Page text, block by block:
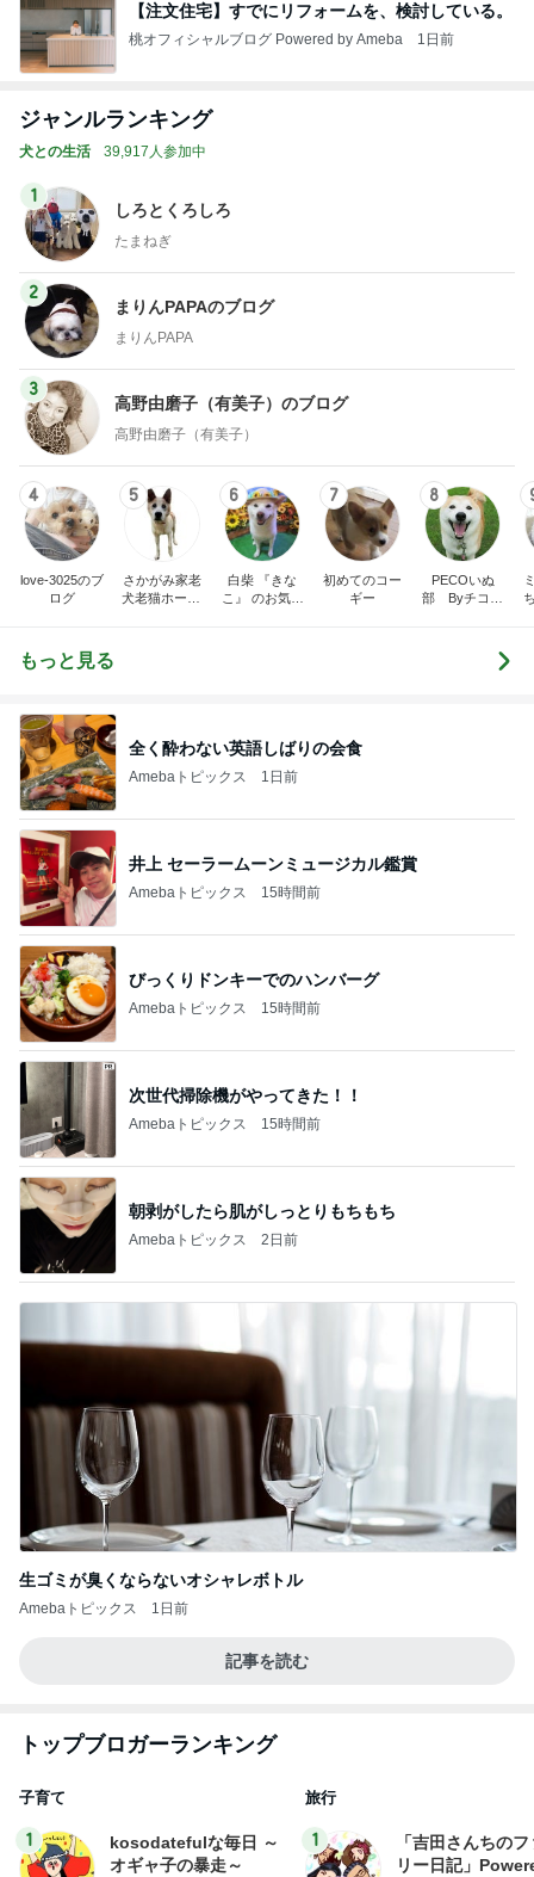
【注文住宅】すでにリフォームを、検討している。
桃オフィシャルブログ Powered by Ameba 1日前
ジャンルランキング
犬との生活 39,917人参加中
1
しろとくろしろ
たまねぎ
2
まりんPAPAのブログ
まりんPAPA
3
高野由磨子（有美子）のブログ
高野由磨子（有美子）
4
love-3025のブ
ログ
5
さかがみ家老
犬老猫ホームt
6
白柴 『きな
こ』 のお気楽
7
初めてのコー
ギー
8
PECOいぬ
部 Byチコマ
もっと見る
全く酔わない英語しばりの会食
Amebaトピックス 1日前
井上 セーラームーンミュージカル鑑賞
Amebaトピックス 15時間前
びっくりドンキーでのハンバーグ
Amebaトピックス 15時間前
次世代掃除機がやってきた！！
Amebaトピックス 15時間前
朝剥がしたら肌がしっとりもちもち
Amebaトピックス 2日前
生ゴミが臭くならないオシャレボトル
Amebaトピックス 1日前
記事を読む
トップブロガーランキング
子育て
1
kosodatefulな毎日 ～
オギャ子の暴走～
旅行
1
「吉田さんちの
リー日記」